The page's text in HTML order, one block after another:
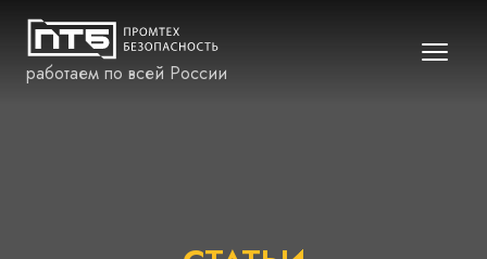
работаем по всей России